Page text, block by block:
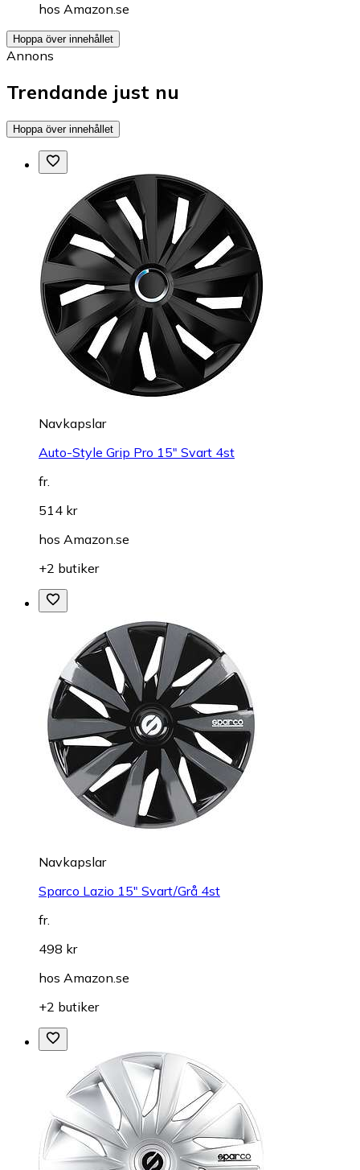
hos Amazon.se
Hoppa över innehållet
Annons
Trendande just nu
Hoppa över innehållet
Navkapslar
Auto-Style Grip Pro 15" Svart 4st
fr.
514 kr
hos Amazon.se
+2 butiker
Navkapslar
Sparco Lazio 15" Svart/Grå 4st
fr.
498 kr
hos Amazon.se
+2 butiker